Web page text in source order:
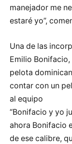
manejador me
estaré yo”,
Una de las
Emilio
pelota
contar con un
al equipo
“Bonifacio y yo
ahora Bonifacio
de ese calibre,